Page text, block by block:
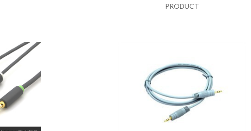
PRODUCT